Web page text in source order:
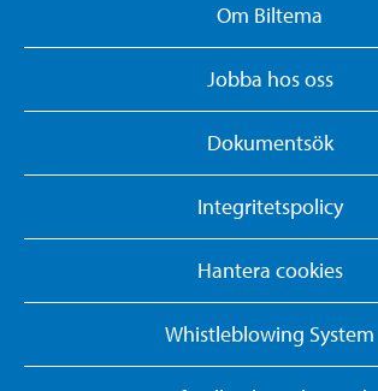
Om Biltema
Jobba hos oss
Dokumentsök
Integritetspolicy
Hantera cookies
Whistleblowing System